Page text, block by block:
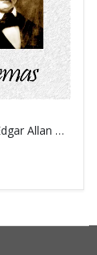
Poemas – Edgar Allan Poe